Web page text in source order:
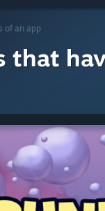
of an app
that